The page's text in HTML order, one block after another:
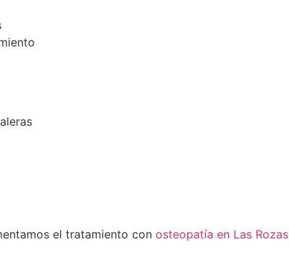
el tratamiento con osteopatía en Las Rozas